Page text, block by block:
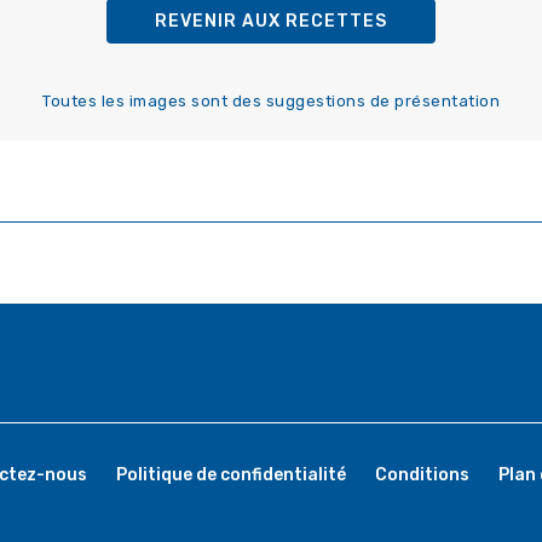
REVENIR AUX RECETTES
Toutes les images sont des suggestions de présentation
nous Politique de confidentialité Conditions Plan